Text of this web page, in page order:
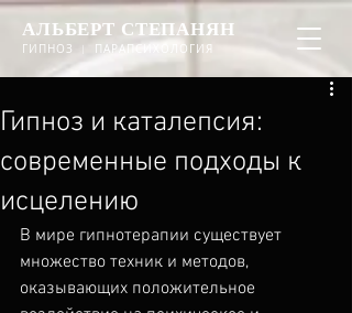
АЛЬБЕРТ СТЕПАНЯН
ГИПНОЗ ︱ ПАРАПСИХОЛОГИЯ
Гипноз и каталепсия:
современные подходы к
исцелению
В мире гипнотерапии существует
множество техник и методов,
оказывающих положительное